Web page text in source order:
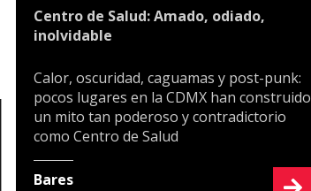
Centro de Salud: Amado, odiado,
inolvidable
Calor, oscuridad, caguamas y post-punk:
pocos lugares en la CDMX han construido
un mito tan poderoso y contradictorio
como Centro de Salud
Bares